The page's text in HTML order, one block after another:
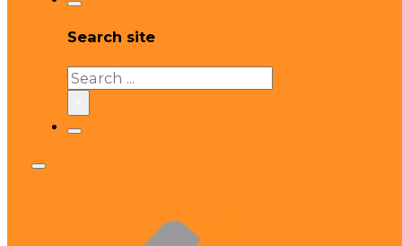
Search site
Search